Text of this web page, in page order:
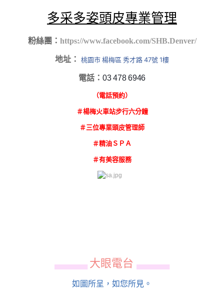
多采多姿頭皮專業管理
粉絲團： https://www.facebook.com/SHB.Denver/
地址： 桃園市 楊梅區 秀才路 47號 1樓
電話： 03 478 6946
（電話預約）
＃楊梅火車站步行六分鐘
＃三位專業頭皮管理師
＃精油ＳＰＡ
＃有美容服務
▄▄▄▄▄▄ 大眼電台 ▄▄▄▄▄▄
如圖所呈，如您所見。